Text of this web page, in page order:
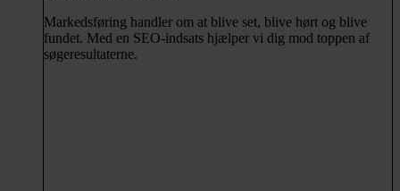
Markedsføring handler om at blive set, blive hørt og blive
fundet. Med en SEO-indsats hjælper vi dig mod toppen af
søgeresultaterne.